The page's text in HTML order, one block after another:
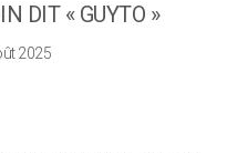
DIT « GUYTO »
2025